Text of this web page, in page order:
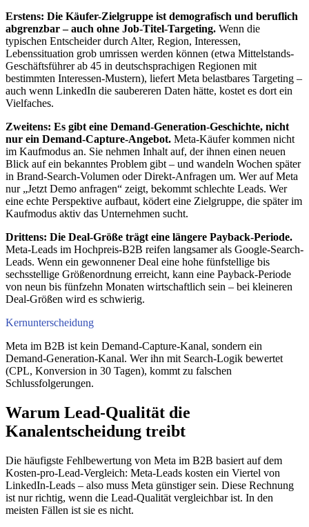
Erstens: Die Käufer-Zielgruppe ist demografisch und beruflich
abgrenzbar – auch ohne Job-Titel-Targeting. Wenn die
typischen Entscheider durch Alter, Region, Interessen,
Lebenssituation grob umrissen werden können (etwa Mittelstands-
Geschäftsführer ab 45 in deutschsprachigen Regionen mit
bestimmten Interessen-Mustern), liefert Meta belastbares Targeting –
auch wenn LinkedIn die saubereren Daten hätte, kostet es dort ein
Vielfaches.
Zweitens: Es gibt eine Demand-Generation-Geschichte, nicht
nur ein Demand-Capture-Angebot. Meta-Käufer kommen nicht
im Kaufmodus an. Sie nehmen Inhalt auf, der ihnen einen neuen
Blick auf ein bekanntes Problem gibt – und wandeln Wochen später
in Brand-Search-Volumen oder Direkt-Anfragen um. Wer auf Meta
nur „Jetzt Demo anfragen“ zeigt, bekommt schlechte Leads. Wer
eine echte Perspektive aufbaut, ködert eine Zielgruppe, die später im
Kaufmodus aktiv das Unternehmen sucht.
Drittens: Die Deal-Größe trägt eine längere Payback-Periode.
Meta-Leads im Hochpreis-B2B reifen langsamer als Google-Search-
Leads. Wenn ein gewonnener Deal eine hohe fünfstellige bis
sechsstellige Größenordnung erreicht, kann eine Payback-Periode
von neun bis fünfzehn Monaten wirtschaftlich sein – bei kleineren
Deal-Größen wird es schwierig.
Kernunterscheidung
Meta im B2B ist kein Demand-Capture-Kanal, sondern ein
Demand-Generation-Kanal. Wer ihn mit Search-Logik bewertet
(CPL, Konversion in 30 Tagen), kommt zu falschen
Schlussfolgerungen.
Warum Lead-Qualität die
Kanalentscheidung treibt
Die häufigste Fehlbewertung von Meta im B2B basiert auf dem
Kosten-pro-Lead-Vergleich: Meta-Leads kosten ein Viertel von
LinkedIn-Leads – also muss Meta günstiger sein. Diese Rechnung
ist nur richtig, wenn die Lead-Qualität vergleichbar ist. In den
meisten Fällen ist sie es nicht.